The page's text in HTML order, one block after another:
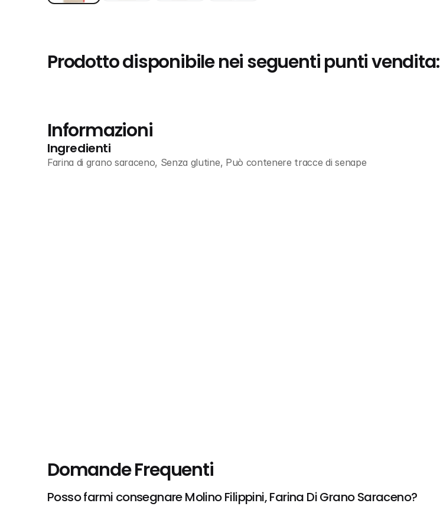
Prodotto disponibile nei seguenti punti vendita:
Informazioni
Ingredienti
Farina di grano saraceno, Senza glutine, Può contenere tracce di senape
Domande Frequenti
Posso farmi consegnare Molino Filippini, Farina Di Grano Saraceno?